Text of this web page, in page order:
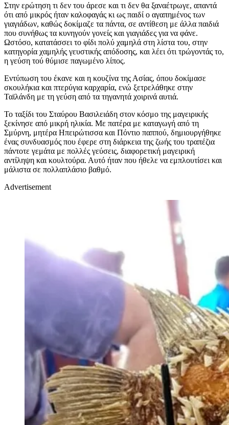
Στην ερώτηση τι δεν του άρεσε και τι δεν θα ξαναέτρωγε, απαντά
ότι από μικρός ήταν καλοφαγάς κι ως παιδί ο αγαπημένος των
γιαγιάδων, καθώς δοκίμαζε τα πάντα, σε αντίθεση με άλλα παιδιά
που συνήθως τα κυνηγούν γονείς και γιαγιάδες για να φάνε.
Ωστόσο, κατατάσσει το φίδι πολύ χαμηλά στη λίστα του, στην
κατηγορία χαμηλής γευστικής απόδοσης, και λέει ότι τρώγοντάς το,
η γεύση τού θύμισε παγωμένο λίπος.
Εντύπωση του έκανε και η κουζίνα της Ασίας, όπου δοκίμασε
σκουλήκια και πτερύγια καρχαρία, ενώ ξετρελάθηκε στην
Ταϊλάνδη με τη γεύση από τα τηγανητά χοιρινά αυτιά.
Το ταξίδι του Σταύρου Βασιλειάδη στον κόσμο της μαγειρικής
ξεκίνησε από μικρή ηλικία. Με πατέρα με καταγωγή από τη
Σμύρνη, μητέρα Ηπειρώτισσα και Πόντιο παππού, δημιουργήθηκε
ένας συνδυασμός που έφερε στη διάρκεια της ζωής του τραπέζια
πάντοτε γεμάτα με πολλές γεύσεις, διαφορετική μαγειρική
αντίληψη και κουλτούρα. Αυτό ήταν που ήθελε να εμπλουτίσει και
μάλιστα σε πολλαπλάσιο βαθμό.
Advertisement